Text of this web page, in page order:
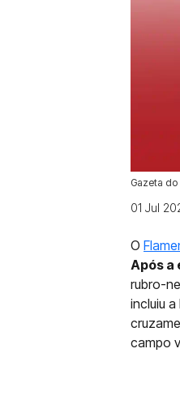
Gazeta
01 Jul
O
Após a
rubro-
incluiu
campo